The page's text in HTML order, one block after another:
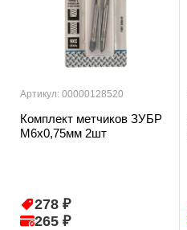
Артикул: 00000128520
Комплект метчиков ЗУБР
М6х0,75мм 2шт
278 ₽
265 ₽